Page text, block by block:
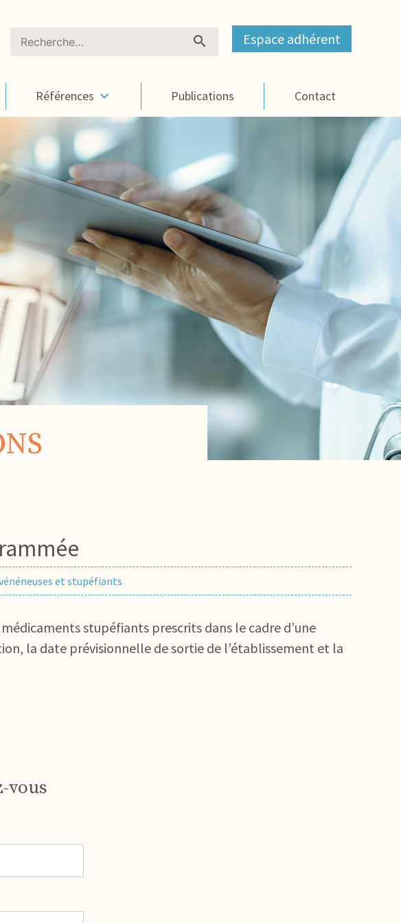
Rechercher : Espace adhérent
Références Publications Contact
et stupéfiants
stupéfiants prescrits dans le cadre d’une
la date prévisionnelle de sortie de l’établissement et la
vous